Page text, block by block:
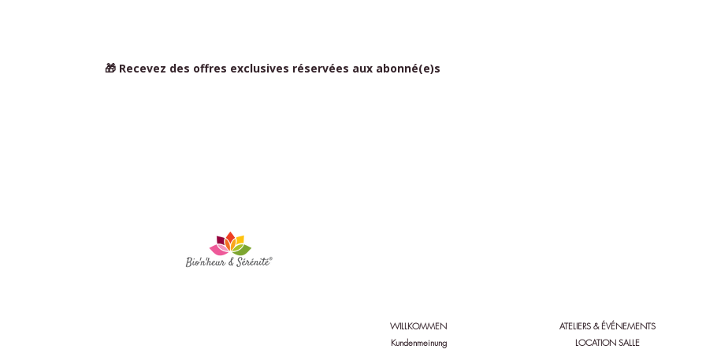
🎁 Recevez des offres exclusives réservées aux abonné(e)s
WILLKOMMEN
Kundenmeinung
ATELIERS & ÉVÉNEMENTS
LOCATION SALLE